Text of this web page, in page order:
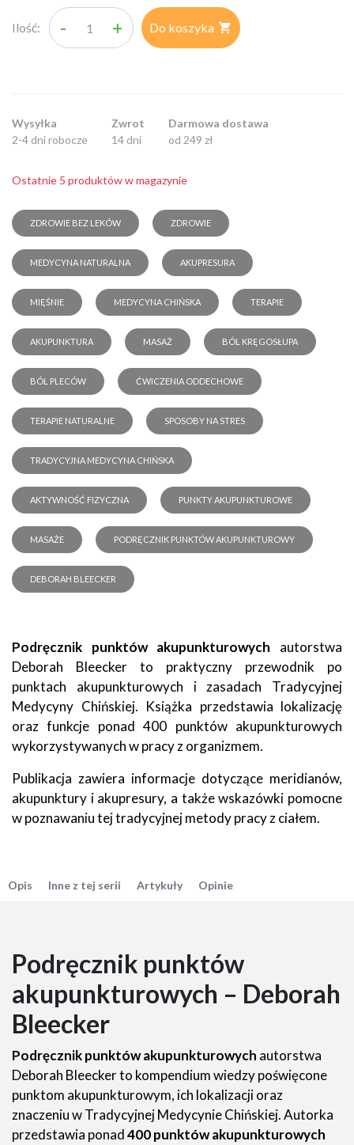
Ilość: - + Do koszyka 
Wysyłka
2-4 dni robocze
Zwrot
14 dni
Darmowa dostawa
od 249 zł
Ostatnie 5 produktów w magazynie
ZDROWIE BEZ LEKÓW ZDROWIE
MEDYCYNA NATURALNA AKUPRESURA
MIĘŚNIE MEDYCYNA CHIŃSKA TERAPIE
AKUPUNKTURA MASAŻ BÓL KRĘGOSŁUPA
BÓL PLECÓW ĆWICZENIA ODDECHOWE
TERAPIE NATURALNE SPOSOBY NA STRES
TRADYCYJNA MEDYCYNA CHIŃSKA
AKTYWNOŚĆ FIZYCZNA PUNKTY AKUPUNKTUROWE
MASAŻE PODRĘCZNIK PUNKTÓW AKUPUNKTUROWY
DEBORAH BLEECKER
Podręcznik punktów akupunkturowych autorstwa
Deborah Bleecker to praktyczny przewodnik po
punktach akupunkturowych i zasadach Tradycyjnej
Medycyny Chińskiej. Książka przedstawia lokalizację
oraz funkcje ponad 400 punktów akupunkturowych
wykorzystywanych w pracy z organizmem.
Publikacja zawiera informacje dotyczące meridianów,
akupunktury i akupresury, a także wskazówki pomocne
w poznawaniu tej tradycyjnej metody pracy z ciałem.
Opis Inne z tej serii Artykuły Opinie
Podręcznik punktów
akupunkturowych – Deborah
Bleecker
Podręcznik punktów akupunkturowych autorstwa
Deborah Bleecker to kompendium wiedzy poświęcone
punktom akupunkturowym, ich lokalizacji oraz
znaczeniu w Tradycyjnej Medycynie Chińskiej. Autorka
przedstawia ponad400 punktów akupunkturowych